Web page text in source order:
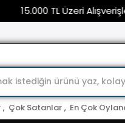
TL Üzeri Alışverişlerinizde
, Çok Satanlar , En Çok